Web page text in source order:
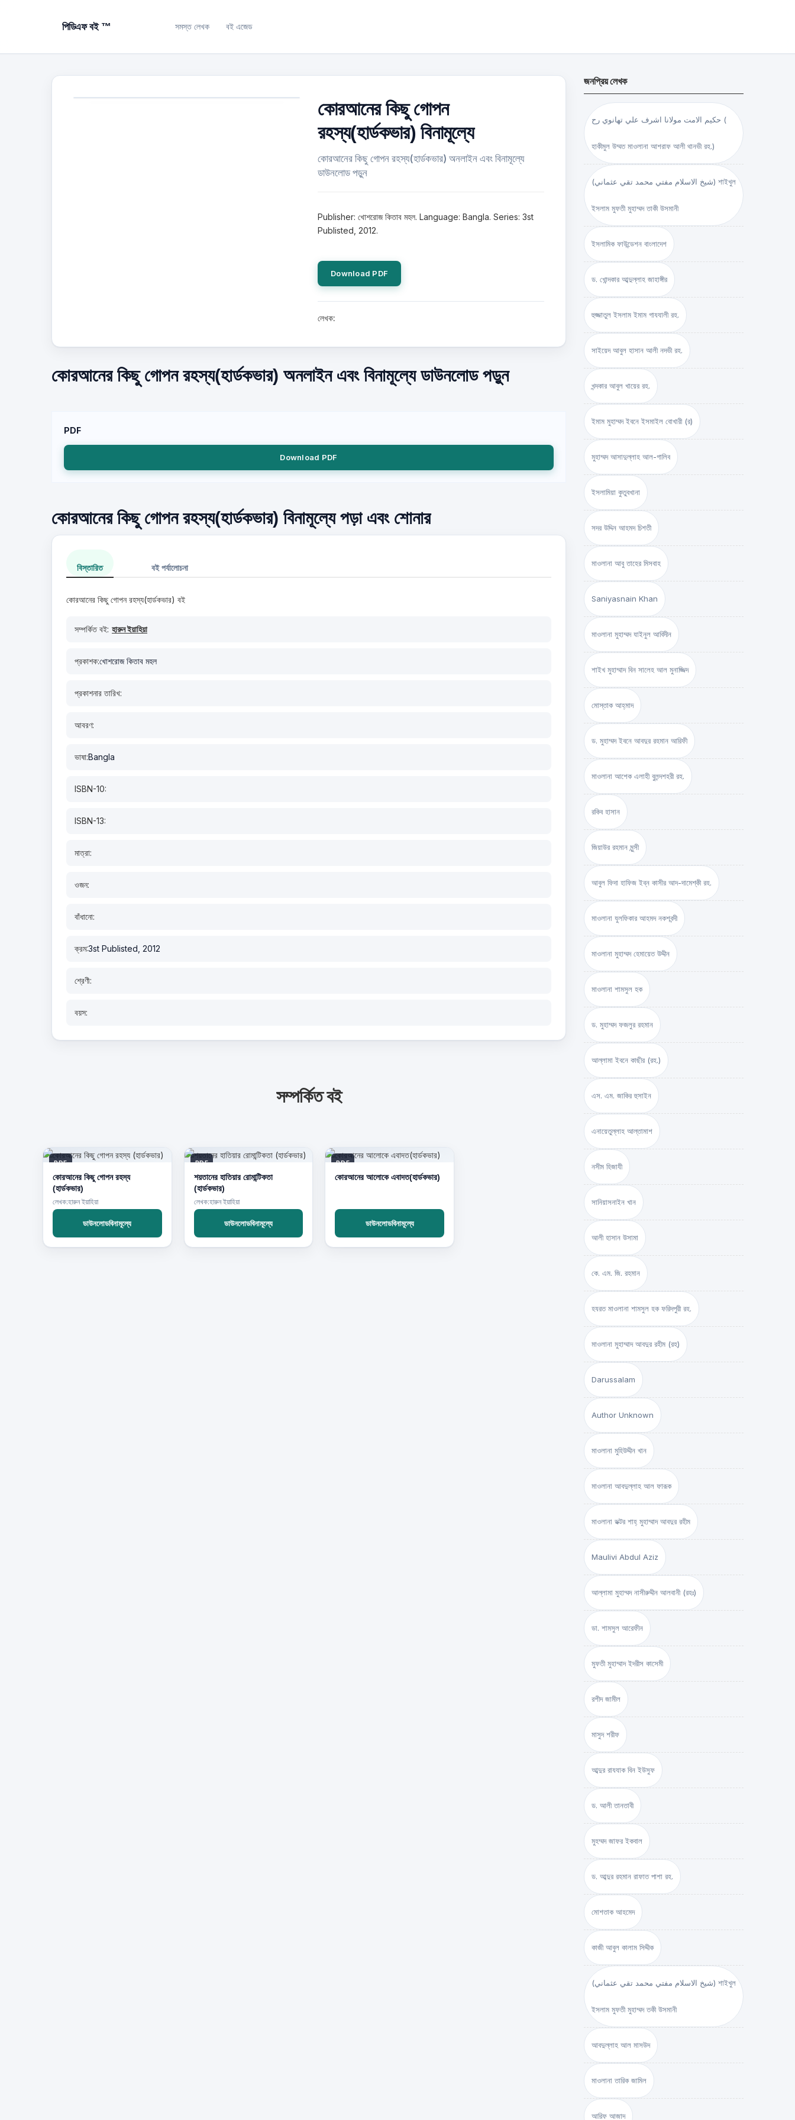
পিডিএফ বই ™ সমস্ত লেখক বই এজেড
কোরআনের কিছু গোপন
রহস্য(হার্ডকভার) বিনামূল্যে
কোরআনের কিছু গোপন রহস্য(হার্ডকভার) অনলাইন এবং বিনামূল্যে
ডাউনলোড পড়ুন
Publisher: খোশরোজ কিতাব মহল. Language: Bangla. Series: 3st
Publisted, 2012.
Download PDF
লেখক:
কোরআনের কিছু গোপন রহস্য(হার্ডকভার) অনলাইন এবং বিনামূল্যে ডাউনলোড পড়ুন
PDF
Download PDF
কোরআনের কিছু গোপন রহস্য(হার্ডকভার) বিনামূল্যে পড়া এবং শোনার
বিস্তারিত বই পর্যালোচনা
কোরআনের কিছু গোপন রহস্য(হার্ডকভার) বই
সম্পর্কিত বই: হারুন ইয়াহিয়া
প্রকাশক:খোশরোজ কিতাব মহল
প্রকাশনার তারিখ:
আবরণ:
ভাষা:Bangla
ISBN-10:
ISBN-13:
মাত্রা:
ওজন:
বাঁধানো:
ক্রম:3st Publisted, 2012
শ্রেণী:
বয়স:
সম্পর্কিত বই
PDF
কোরআনের কিছু গোপন রহস্য
(হার্ডকভার)
লেখক:হারুন ইয়াহিয়া
ডাউনলোডবিনামূল্যে
PDF
শয়তানের হাতিয়ার রোমান্টিকতা
(হার্ডকভার)
লেখক:হারুন ইয়াহিয়া
ডাউনলোডবিনামূল্যে
PDF
কোরআনের আলোকে এবাদত(হার্ডকভার)
ডাউনলোডবিনামূল্যে
জনপ্রিয় লেখক
حكيم الامت مولانا اشرف علي تهانوي رح (
হাকীমুল উম্মত মাওলানা আশরাফ আলী থানভী রহ.)
(شيخ الاسلام مفتي محمد تقي عثماني) শাইখুল
ইসলাম মুফতী মুহাম্মদ তাকী উসমানী
ইসলামিক ফাউন্ডেশন বাংলাদেশ
ড. খোন্দকার আব্দুল্লাহ জাহাঙ্গীর
হুজ্জাতুল ইসলাম ইমাম গাযযালী রহ.
সাইয়েদ আবুল হাসান আলী নদভী রহ.
খন্দকার আবুল খায়ের রহ.
ইমাম মুহাম্মদ ইবনে ইসমাইল বোখারী (র)
মুহাম্মদ আসাদুল্লাহ আল-গালিব
ইসলামিয়া কুতুবখানা
সদর উদ্দিন আহমদ চিশতী
মাওলানা আবু তাহের মিসবাহ
Saniyasnain Khan
মাওলানা মুহাম্মদ যাইনুল আবিদীন
শাইখ মুহাম্মাদ বিন সালেহ আল মুনাজ্জিদ
মোস্তাক আহ্‌মাদ
ড. মুহাম্মদ ইবনে আবদুর রহমান আরিফী
মাওলানা আশেক এলাহী বুলন্দশহরী রহ.
রকিব হাসান
জিয়াউর রহমান মুন্সী
আবুল ফিদা হাফিজ ইব্‌ন কাসীর আদ-দামেশ্‌কী রহ.
মাওলানা যুলফিকার আহমদ নকশবন্দী
মাওলানা মুহাম্মদ হেমায়েত উদ্দীন
মাওলানা শামসুল হক
ড. মুহাম্মদ ফজলুর রহমান
আল্লামা ইবনে কাছীর (রহ.)
এস. এম. জাকির হুসাইন
এনায়েতুল্লাহ আল্‌তামাশ
নসীম হিজাযী
সানিয়াসনাইন খান
আলী হাসান উসামা
কে. এম. জি. রহমান
হযরত মাওলানা শামসুল হক ফরিদপুরী রহ.
মাওলানা মুহাম্মাদ আবদুর রহীম (রহ)
Darussalam
Author Unknown
মাওলানা মুহিউদ্দীন খান
মাওলানা আবদুল্লাহ আল ফারূক
মাওলানা ডক্টর শাহ্‌ মুহাম্মাদ আবদুর রহীম
Maulivi Abdul Aziz
আল্লামা মুহাম্মদ নাসীরুদ্দীন আলবানী (রহঃ)
ডা. শামসুল আরেফীন
মুফতী মুহাম্মাদ ইদরীস কাসেমী
রশীদ জামীল
মাসুদ শরীফ
আব্দুর রাযযাক বিন ইউসুফ
ড. আলী তানতাবী
মুহম্মদ জাফর ইকবাল
ড. আব্দুর রহমান রাফাত পাশা রহ.
মোশতাক আহমেদ
কাজী আবুল কালাম সিদ্দীক
(شيخ الاسلام مفتي محمد تقي عثماني) শাইখুল
ইসলাম মুফতী মুহাম্মদ তকী উসমানী
আবদুল্লাহ আল মাসউদ
মাওলানা তারিক জামিল
আরিফ আজাদ